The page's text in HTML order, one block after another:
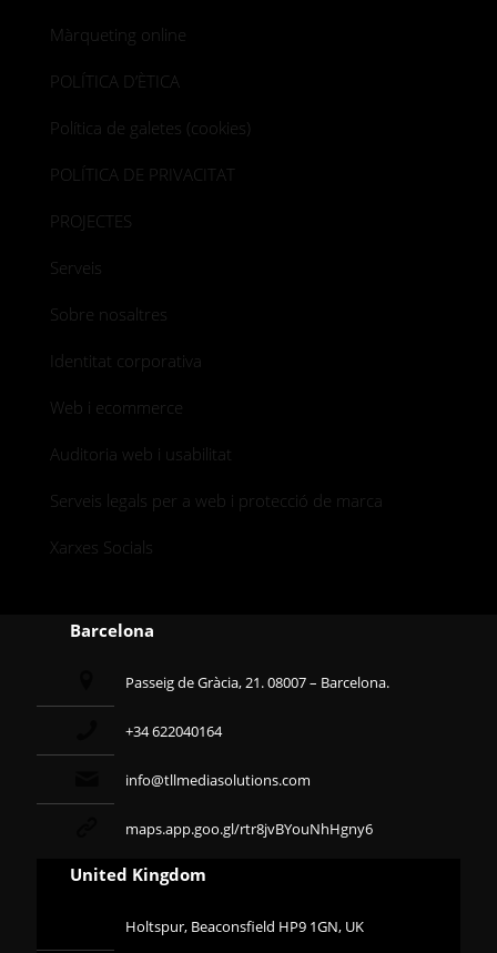
Màrqueting online
POLÍTICA D’ÈTICA
Política de galetes (cookies)
POLÍTICA DE PRIVACITAT
PROJECTES
Serveis
Sobre nosaltres
Identitat corporativa
Web i ecommerce
Auditoria web i usabilitat
Serveis legals per a web i protecció de marca
Xarxes Socials
Barcelona
Passeig de Gràcia, 21. 08007 – Barcelona.
+34 622040164
info@tllmediasolutions.com
maps.app.goo.gl/rtr8jvBYouNhHgny6
United Kingdom
Holtspur, Beaconsfield HP9 1GN, UK